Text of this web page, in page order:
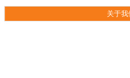
关于我